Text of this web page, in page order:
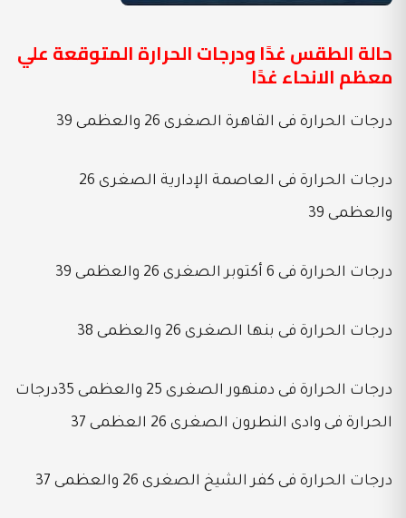
حالة الطقس غدًا ودرجات الحرارة المتوقعة علي
معظم الانحاء غدًا
درجات الحرارة فى القاهرة الصغرى 26 والعظمى 39
درجات الحرارة فى العاصمة الإدارية الصغرى 26
والعظمى 39
درجات الحرارة فى 6 أكتوبر الصغرى 26 والعظمى 39
درجات الحرارة فى بنها الصغرى 26 والعظمى 38
درجات الحرارة فى دمنهور الصغرى 25 والعظمى 35درجات
الحرارة فى وادى النطرون الصغرى 26 العظمى 37
درجات الحرارة فى كفر الشيخ الصغرى 26 والعظمى 37